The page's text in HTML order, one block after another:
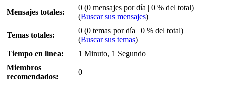
Mensajes totales:
0 (0 mensajes por día | 0 % del total)
(Buscar sus mensajes)
Temas totales:
0 (0 temas por día | 0 % del total)
(Buscar sus temas)
Tiempo en línea:
1 Minuto, 1 Segundo
Miembros
recomendados:
0